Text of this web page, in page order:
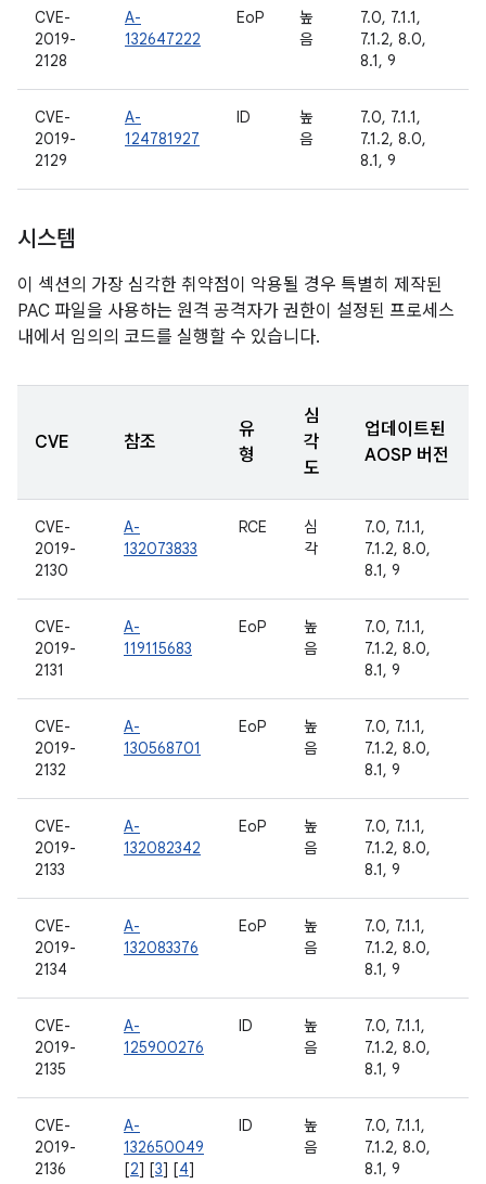
CVE-
2019-
2128
A-
132647222
EoP
높
음
7.0, 7.1.1,
7.1.2, 8.0,
8.1, 9
CVE-
2019-
2129
A-
124781927
ID
높
음
7.0, 7.1.1,
7.1.2, 8.0,
8.1, 9
시스템
이 섹션의 가장 심각한 취약점이 악용될 경우 특별히 제작된
PAC 파일을 사용하는 원격 공격자가 권한이 설정된 프로세스
내에서 임의의 코드를 실행할 수 있습니다.
CVE 참조
유
형
심
각
도
업데이트된
AOSP 버전
CVE-
2019-
2130
A-
132073833
RCE
심
각
7.0, 7.1.1,
7.1.2, 8.0,
8.1, 9
CVE-
2019-
2131
A-
119115683
EoP
높
음
7.0, 7.1.1,
7.1.2, 8.0,
8.1, 9
CVE-
2019-
2132
A-
130568701
EoP
높
음
7.0, 7.1.1,
7.1.2, 8.0,
8.1, 9
CVE-
2019-
2133
A-
132082342
EoP
높
음
7.0, 7.1.1,
7.1.2, 8.0,
8.1, 9
CVE-
2019-
2134
A-
132083376
EoP
높
음
7.0, 7.1.1,
7.1.2, 8.0,
8.1, 9
CVE-
2019-
2135
A-
125900276
ID
높
음
7.0, 7.1.1,
7.1.2, 8.0,
8.1, 9
CVE-
2019-
2136
A-
132650049
[2] [3] [4]
ID
높
음
7.0, 7.1.1,
7.1.2, 8.0,
8.1, 9